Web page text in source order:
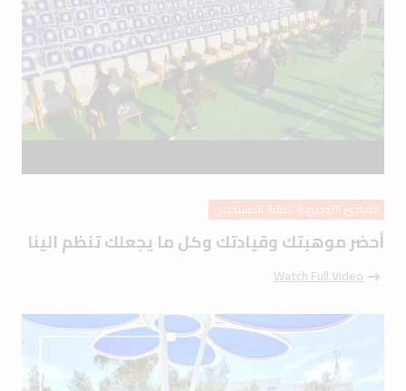
المبادئ التوجيهية للطلبة المستجدين
أحضر موهبتك وقيادتك وكل ما يجعلك تنظم الينا
Watch Full Video